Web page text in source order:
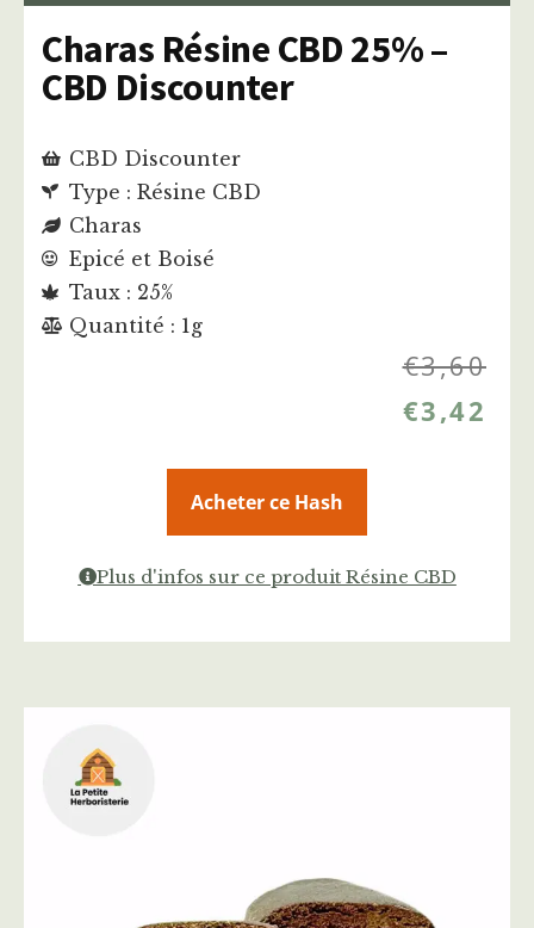
Charas Résine CBD 25% –
CBD Discounter
CBD Discounter
Type : Résine CBD
Charas
Epicé et Boisé
Taux : 25%
Quantité : 1g
€3,60
€3,42
Acheter ce Hash
Plus d'infos sur ce produit Résine CBD